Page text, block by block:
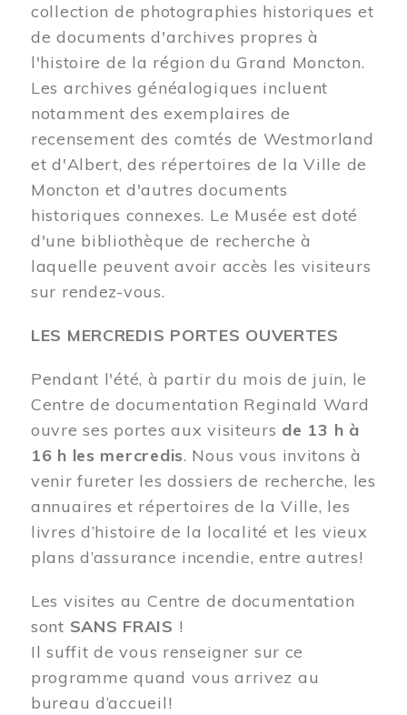
collection de photographies historiques et
de documents d'archives propres à
l'histoire de la région du Grand Moncton.
Les archives généalogiques incluent
notamment des exemplaires de
recensement des comtés de Westmorland
et d'Albert, des répertoires de la Ville de
Moncton et d'autres documents
historiques connexes. Le Musée est doté
d'une bibliothèque de recherche à
laquelle peuvent avoir accès les visiteurs
sur rendez-vous.
LES MERCREDIS PORTES OUVERTES
Pendant l'été, à partir du mois de juin, le
Centre de documentation Reginald Ward
ouvre ses portes aux visiteurs de 13 h à
16 h les mercredis. Nous vous invitons à
venir fureter les dossiers de recherche, les
annuaires et répertoires de la Ville, les
livres d’histoire de la localité et les vieux
plans d’assurance incendie, entre autres!
Les visites au Centre de documentation
sont SANS FRAIS !
Il suffit de vous renseigner sur ce
programme quand vous arrivez au
bureau d’accueil!